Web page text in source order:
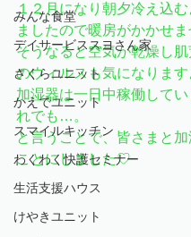
みんな食堂
デイサービススヨさん家
さくらユニット
かえでユニット
スマイルキッチン
わくわく快護セミナー
生活支援ハウス
けやきユニット
１２月になり朝夕冷え込む
ましたので暖房がかかせま
そうなると空気が乾燥し
のウィルスも気になります
加湿器は一日中稼働して
れでも…。
と言うことで、皆さまと加
ことにしました♡